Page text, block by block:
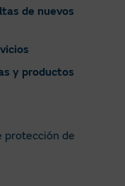
de nuevos
y productos
protección de